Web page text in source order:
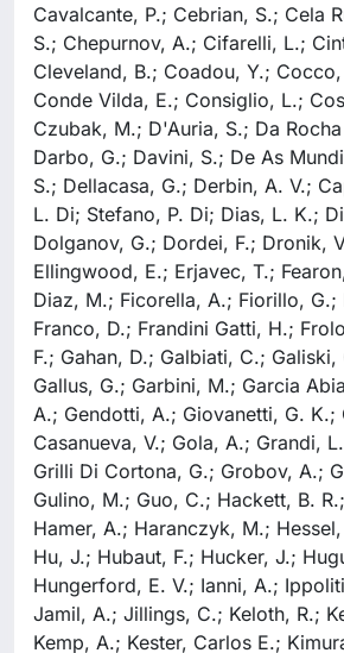
Cavalcante, P.; Cebrian, S.; Cela
S.; Chepurnov, A.; Cifarelli, L.;
Cleveland, B.; Coadou, Y.;
Conde Vilda, E.; Consiglio, L.;
Czubak, M.; D'Auria, S.; Da
Darbo, G.; Davini, S.; De As
S.; Dellacasa, G.; Derbin, A. V.;
L. Di; Stefano, P. Di; Dias, L. K.;
Dolganov, G.; Dordei, F.; Dronik,
Ellingwood, E.; Erjavec, T.;
Diaz, M.; Ficorella, A.; Fiorillo, G.;
Franco, D.; Frandini Gatti, H.;
F.; Gahan, D.; Galbiati, C.; Galiski,
Gallus, G.; Garbini, M.; Garcia
A.; Gendotti, A.; Giovanetti, G. K.;
Casanueva, V.; Gola, A.; Grandi,
Grilli Di Cortona, G.; Grobov, A.;
Gulino, M.; Guo, C.; Hackett, B.
Hamer, A.; Haranczyk, M.;
Hu, J.; Hubaut, F.; Hucker, J.;
Hungerford, E. V.; Ianni, A.;
Jamil, A.; Jillings, C.; Keloth, R.;
Kemp, A.; Kester, Carlos E.;